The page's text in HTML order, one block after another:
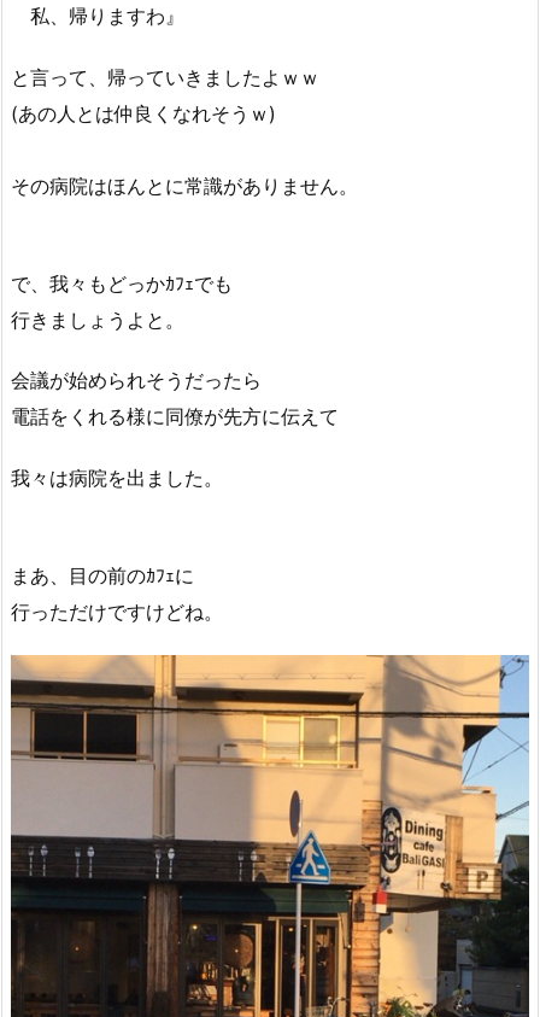
私、帰りますわ』
と言って、帰っていきましたよｗｗ
(あの人とは仲良くなれそうｗ)
その病院はほんとに常識がありません。
で、我々もどっかｶﾌｪでも
行きましょうよと。
会議が始められそうだったら
電話をくれる様に同僚が先方に伝えて
我々は病院を出ました。
まあ、目の前のｶﾌｪに
行っただけですけどね。